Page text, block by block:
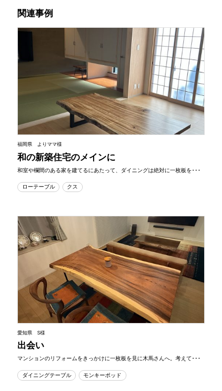
関連事例
福岡県 よりママ様
和の新築住宅のメインに
和室や欄間のある家を建てるにあたって、ダイニングは絶対に一枚板を･･･
ローテーブル クス
愛知県 S様
出会い
マンションのリフォームをきっかけに一枚板を見に木馬さんへ。考えて･･･
ダイニングテーブル モンキーポッド